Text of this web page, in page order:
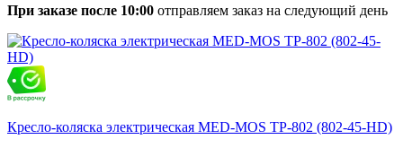
При заказе после 10:00 отправляем заказ на следующий день
Кресло-коляска электрическая MED-MOS ТР-802 (802-45-HD)